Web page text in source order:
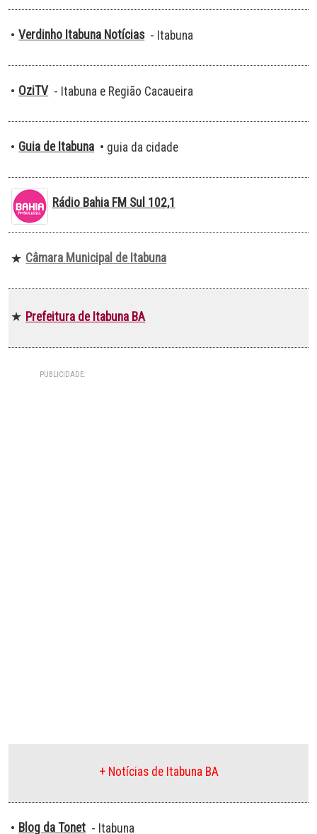
• Verdinho Itabuna Notícias - Itabuna
• OziTV - Itabuna e Região Cacaueira
• Guia de Itabuna • guia da cidade
Rádio Bahia FM Sul 102,1
★ Câmara Municipal de Itabuna
★ Prefeitura de Itabuna BA
PUBLICIDADE:
+ Notícias de Itabuna BA
• Blog da Tonet - Itabuna